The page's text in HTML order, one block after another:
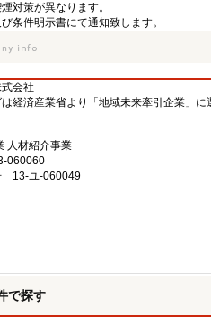
対策が異なります。
条件明示書にて通知致します。
会社
経済産業省より「地域未来牽引企業」に
人材紹介事業
060060
13-ユ-060049
で探す